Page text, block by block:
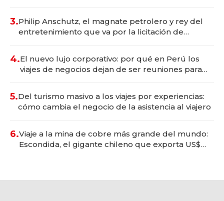
3.Philip Anschutz, el magnate petrolero y rey del
entretenimiento que va por la licitación de
4.El nuevo lujo corporativo: por qué en Perú los
viajes de negocios dejan de ser reuniones para
5.Del turismo masivo a los viajes por experiencias:
cómo cambia el negocio de la asistencia al viajero
6.Viaje a la mina de cobre más grande del mundo:
Escondida, el gigante chileno que exporta US$